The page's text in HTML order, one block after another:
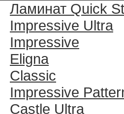
Ламинат Quick
Impressive Ultra
Impressive
Eligna
Classic
Impressive
Castle Ultra